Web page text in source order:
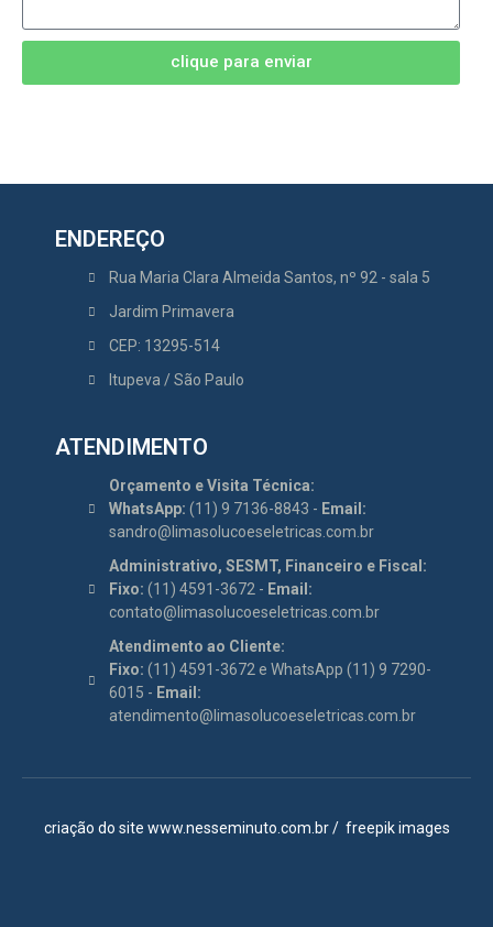
clique para enviar
ENDEREÇO
Rua Maria Clara Almeida Santos, nº 92 - sala 5
Jardim Primavera
CEP: 13295-514
Itupeva / São Paulo
ATENDIMENTO
Orçamento e Visita Técnica:
WhatsApp: (11) 9 7136-8843 - Email:
sandro@limasolucoeseletricas.com.br
Administrativo, SESMT, Financeiro e Fiscal:
Fixo: (11) 4591-3672 - Email:
contato@limasolucoeseletricas.com.br
Atendimento ao Cliente:
Fixo: (11) 4591-3672 e WhatsApp (11) 9 7290-
6015 - Email:
atendimento@limasolucoeseletricas.com.br
criação do site www.nesseminuto.com.br/ freepik images